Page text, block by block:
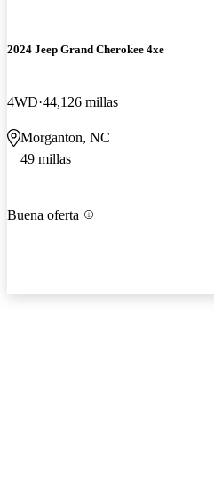
2024 Jeep Grand Cherokee 4xe
4WD 44,126 millas
Morganton, NC
49 millas
Buena oferta